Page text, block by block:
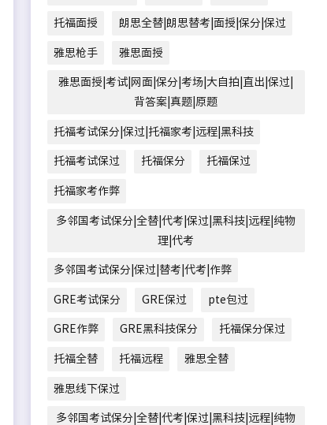
托福面授 朗思全替|朗思替考|面授|保分|保过
雅思枪手 雅思面授
雅思面授|考试|网面|保分|考场|大自拍|直出|保过|
背答案|真题|原题
托福考试保分|保过|托福家考|远程|黑科技
托福考试保过 托福保分 托福保过
托福家考作弊
多邻国考试保分|全替|代考|保过|黑科技|远程|纯物
理|代考
多邻国考试保分|保过|替考|代考|作弊
GRE考试保分 GRE保过 pte包过
GRE作弊 GRE黑科技保分 托福保分保过
托福全替 托福远程 雅思全替
雅思线下保过
多邻国考试保分|全替|代考|保过|黑科技|远程|纯物